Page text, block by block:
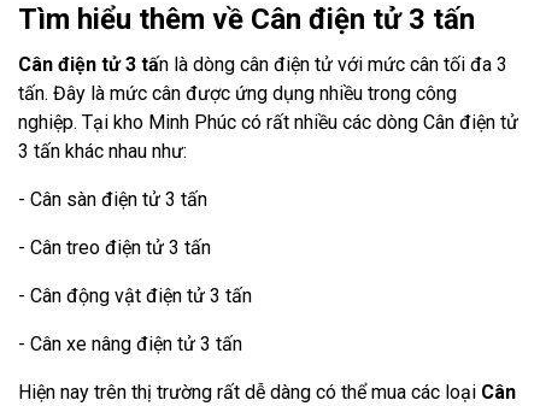
Tìm hiểu thêm về Cân điện tử 3 tấn
Cân điện tử 3 tấn là dòng cân điện tử với mức cân tối đa 3
tấn. Đây là mức cân được ứng dụng nhiều trong công
nghiệp. Tại kho Minh Phúc có rất nhiều các dòng Cân điện tử
3 tấn khác nhau như:
- Cân sàn điện tử 3 tấn
- Cân treo điện tử 3 tấn
- Cân động vật điện tử 3 tấn
- Cân xe nâng điện tử 3 tấn
Hiện nay trên thị trường rất dễ dàng có thể mua các loại Cân